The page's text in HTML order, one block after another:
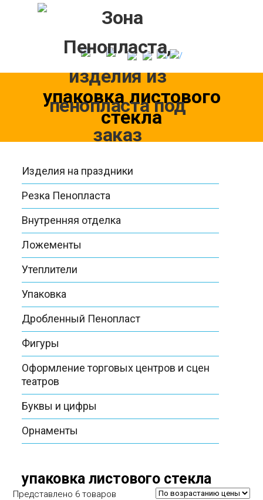
упаковка листового
стекла
упаковка листового стекла
Представлено 6 товаров
Изделия на праздники
Резка Пенопласта
Внутренняя отделка
Ложементы
Утеплители
Упаковка
Дробленный Пенопласт
Фигуры
Оформление торговых центров и сцен
театров
Буквы и цифры
Орнаменты